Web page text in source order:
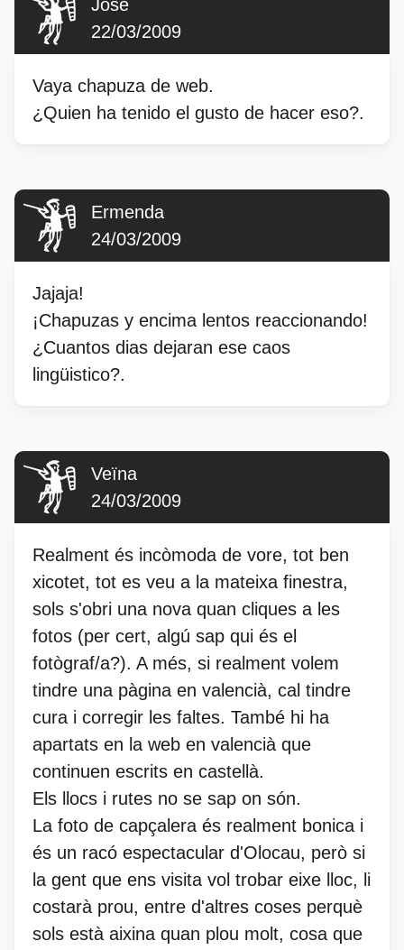
Jose
22/03/2009
Vaya chapuza de web.
¿Quien ha tenido el gusto de hacer eso?.
Ermenda
24/03/2009
Jajaja!
¡Chapuzas y encima lentos reaccionando!
¿Cuantos dias dejaran ese caos
lingüistico?.
Veïna
24/03/2009
Realment és incòmoda de vore, tot ben
xicotet, tot es veu a la mateixa finestra,
sols s'obri una nova quan cliques a les
fotos (per cert, algú sap qui és el
fotògraf/a?). A més, si realment volem
tindre una pàgina en valencià, cal tindre
cura i corregir les faltes. També hi ha
apartats en la web en valencià que
continuen escrits en castellà.
Els llocs i rutes no se sap on són.
La foto de capçalera és realment bonica i
és un racó espectacular d'Olocau, però si
la gent que ens visita vol trobar eixe lloc, li
costarà prou, entre d'altres coses perquè
sols està aixina quan plou molt, cosa que